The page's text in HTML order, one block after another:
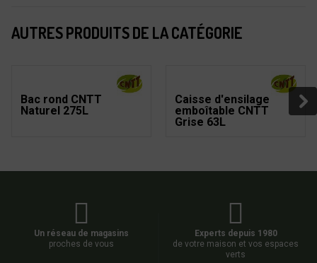
AUTRES PRODUITS DE LA CATÉGORIE
Bac rond CNTT
Naturel 275L
Caisse d'ensilage
emboîtable CNTT
Grise 63L
Un réseau de magasins
proches de vous
Experts depuis 1980
de votre maison et vos espaces
verts